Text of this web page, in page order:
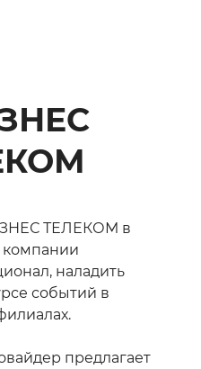
ТЕЛЕКОМ в
компании
наладить
событий в
предлагает